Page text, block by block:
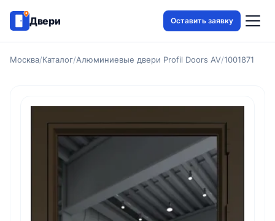
Двери Оставить заявку
Москва/Каталог/Алюминиевые двери Profil Doors AV/1001871